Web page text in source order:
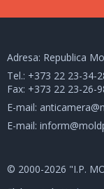
Adresa: Republica
Tel.: +373 22 23-34-
Fax: +373 22 23-26-
E-mail:
E-mail:
© 2000-2026 "I.P.